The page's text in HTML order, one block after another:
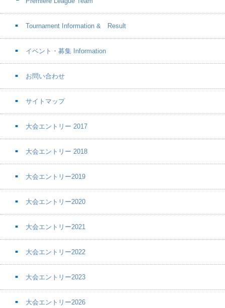
Tournament Information & Result
イベント・募集 Information
お問い合わせ
サイトマップ
大会エントリー 2017
大会エントリー 2018
大会エントリー2019
大会エントリー2020
大会エントリー2021
大会エントリー2022
大会エントリー2023
大会エントリー2026